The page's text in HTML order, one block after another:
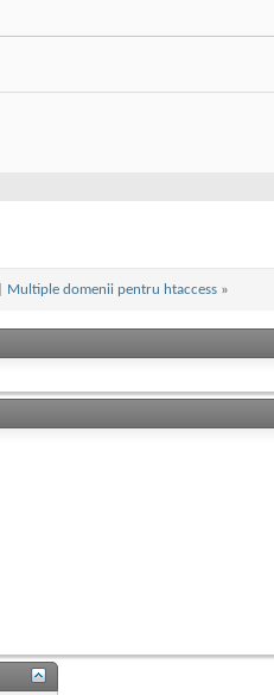
Multiple domenii pentru htaccess »